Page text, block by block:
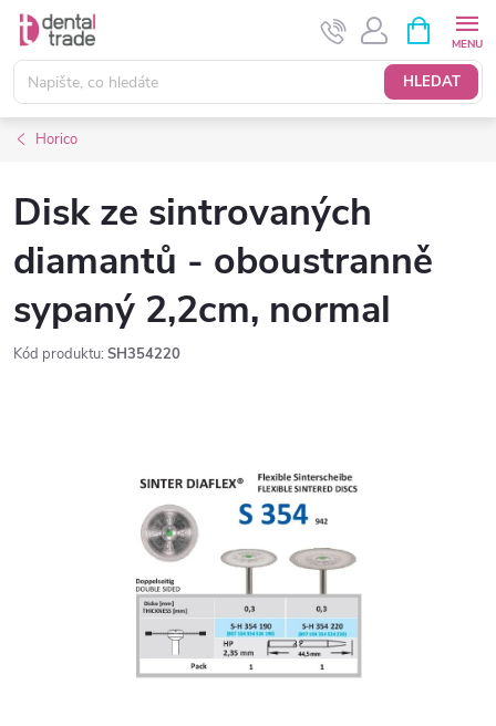
Přejít
obsah
HLEDAT
NÁKUPNÍ
KOŠÍK
Horico
Disk ze sintrovaných
diamantů - oboustranně
sypaný 2,2cm, normal
Kód produktu: SH354220